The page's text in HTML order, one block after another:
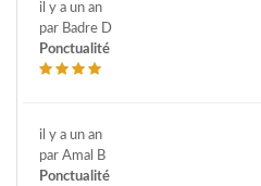
il y a un an
par Badre D
Ponctualité
il y a un an
par Amal B
Ponctualité